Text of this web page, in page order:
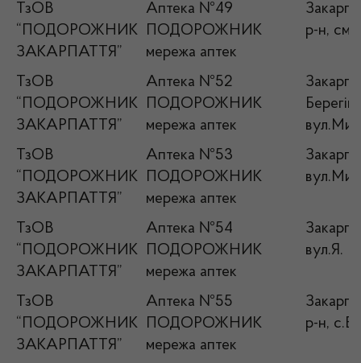
ТзОВ
“ПОДОРОЖНИК
ЗАКАРПАТТЯ”
Аптека №49
ПОДОРОЖНИК
мережа аптек
р-н,
ТзОВ
“ПОДОРОЖНИК
ЗАКАРПАТТЯ”
Аптека №52
ПОДОРОЖНИК
мережа аптек
ТзОВ
“ПОДОРОЖНИК
ЗАКАРПАТТЯ”
Аптека №53
ПОДОРОЖНИК
мережа аптек
ТзОВ
“ПОДОРОЖНИК
ЗАКАРПАТТЯ”
Аптека №54
ПОДОРОЖНИК
мережа аптек
вул.Я.
ТзОВ
“ПОДОРОЖНИК
ЗАКАРПАТТЯ”
Аптека №55
ПОДОРОЖНИК
мережа аптек
р-н,